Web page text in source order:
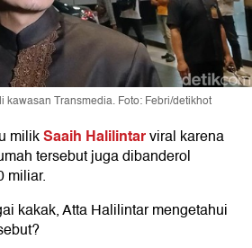
kawasan Transmedia. Foto: Febri/detikhot
milikSaaih Halilintarviral karena
tersebut juga dibanderol
miliar.
kakak, Atta Halilintar mengetahui